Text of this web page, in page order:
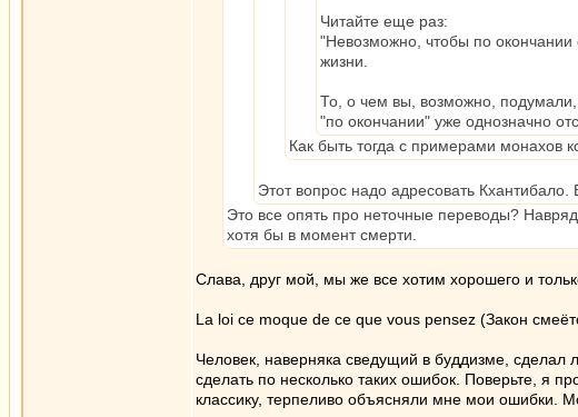
Читайте еще раз:
"Невозможно, чтобы по окончании
жизни.
То, о чем вы, возможно,
"по окончании" уже однозначно
Как быть тогда с примерами монахов
Этот вопрос надо адресовать Кхантибало.
Это все опять про неточные переводы?
хотя бы в момент смерти.
Слава, друг мой, мы же все хотим хорошего и
La loi ce moque de ce que vous pensez (Закон
Человек, наверняка сведущий в буддизме, сделал
сделать по несколько таких ошибок. Поверьте, я
классику, терпеливо объясняли мне мои ошибки.